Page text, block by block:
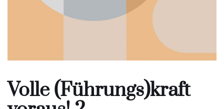
Volle (Führungs)kraft